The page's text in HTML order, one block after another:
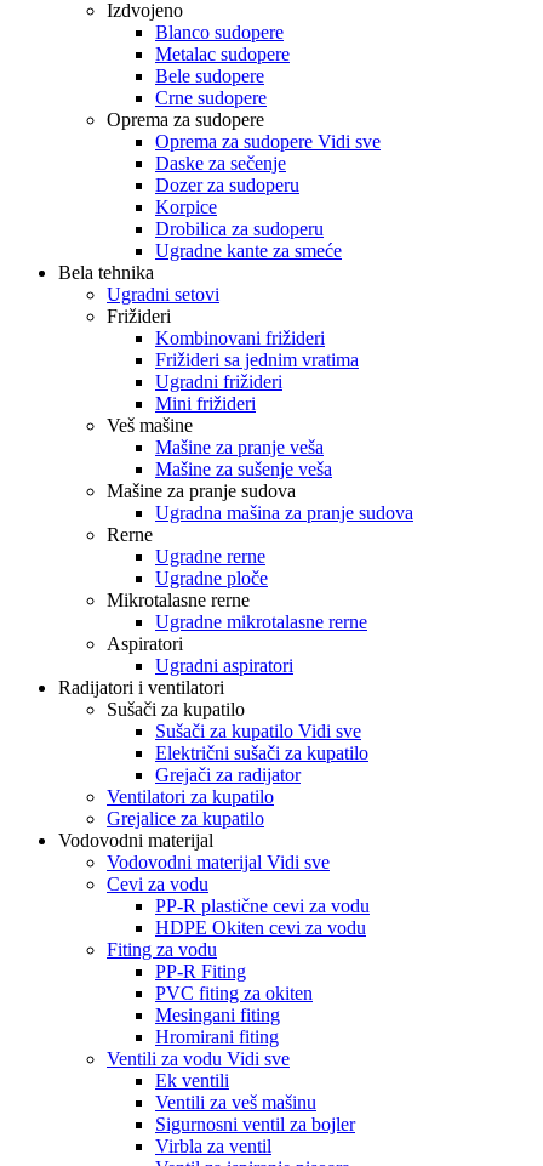
Izdvojeno
Blanco sudopere
Metalac sudopere
Bele sudopere
Crne sudopere
Oprema za sudopere
Oprema za sudopere Vidi sve
Daske za sečenje
Dozer za sudoperu
Korpice
Drobilica za sudoperu
Ugradne kante za smeće
Bela tehnika
Ugradni setovi
Frižideri
Kombinovani frižideri
Frižideri sa jednim vratima
Ugradni frižideri
Mini frižideri
Veš mašine
Mašine za pranje veša
Mašine za sušenje veša
Mašine za pranje sudova
Ugradna mašina za pranje sudova
Rerne
Ugradne rerne
Ugradne ploče
Mikrotalasne rerne
Ugradne mikrotalasne rerne
Aspiratori
Ugradni aspiratori
Radijatori i ventilatori
Sušači za kupatilo
Sušači za kupatilo Vidi sve
Električni sušači za kupatilo
Grejači za radijator
Ventilatori za kupatilo
Grejalice za kupatilo
Vodovodni materijal
Vodovodni materijal Vidi sve
Cevi za vodu
PP-R plastične cevi za vodu
HDPE Okiten cevi za vodu
Fiting za vodu
PP-R Fiting
PVC fiting za okiten
Mesingani fiting
Hromirani fiting
Ventili za vodu Vidi sve
Ek ventili
Ventili za veš mašinu
Sigurnosni ventil za bojler
Virbla za ventil